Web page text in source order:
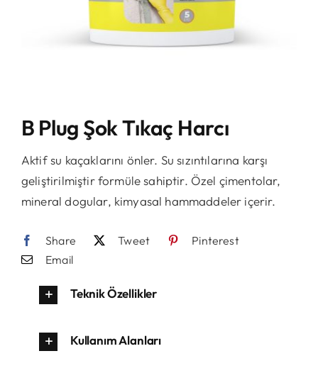
B Plug Şok Tıkaç Harcı
Aktif su kaçaklarını önler. Su sızıntılarına karşı
geliştirilmiştir formüle sahiptir. Özel çimentolar,
mineral dogular, kimyasal hammaddeler içerir.
Share Tweet
Pinterest
Email
Teknik Özellikler
Kullanım Alanları